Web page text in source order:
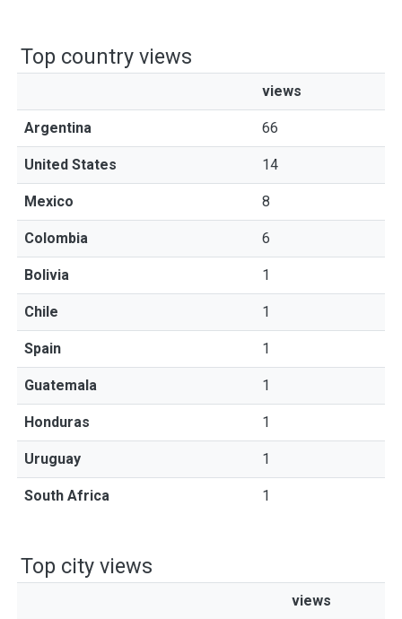
Top country views
views
Argentina 66
United States 14
Mexico 8
Colombia 6
Bolivia 1
Chile 1
Spain 1
Guatemala 1
Honduras 1
Uruguay 1
South Africa 1
Top city views
views